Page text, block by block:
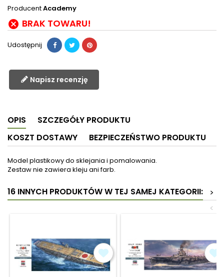
ProducentAcademy
 BRAK TOWARU!
Udostępnij
Napisz recenzję
OPIS
SZCZEGÓŁY PRODUKTU
KOSZT DOSTAWY
BEZPIECZEŃSTWO PRODUKTU
Model plastikowy do sklejania i pomalowania.
Zestaw nie zawiera kleju ani farb.
16 INNYCH PRODUKTÓW W TEJ SAMEJ KATEGORII:
>
<